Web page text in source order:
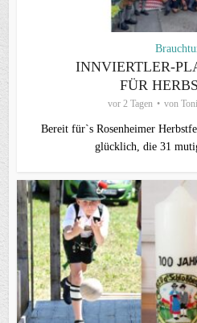
INNVIERTLER-
FÜR
vor 2 Tagen von
Bereit für`s Rosenheimer
glücklich, die 31